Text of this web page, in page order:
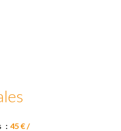
45 € /